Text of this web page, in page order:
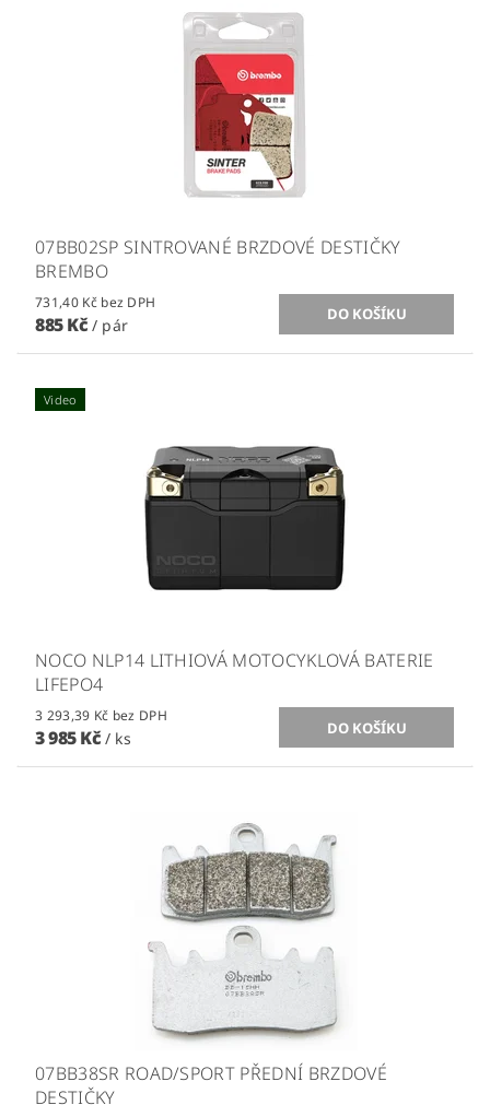
07BB02SP SINTROVANÉ BRZDOVÉ DESTIČKY
BREMBO
731,40 Kč bez DPH
885 Kč / pár
Video
NOCO NLP14 LITHIOVÁ MOTOCYKLOVÁ BATERIE
LIFEPO4
3 293,39 Kč bez DPH
3 985 Kč / ks
07BB38SR ROAD/SPORT PŘEDNÍ BRZDOVÉ
DESTIČKY